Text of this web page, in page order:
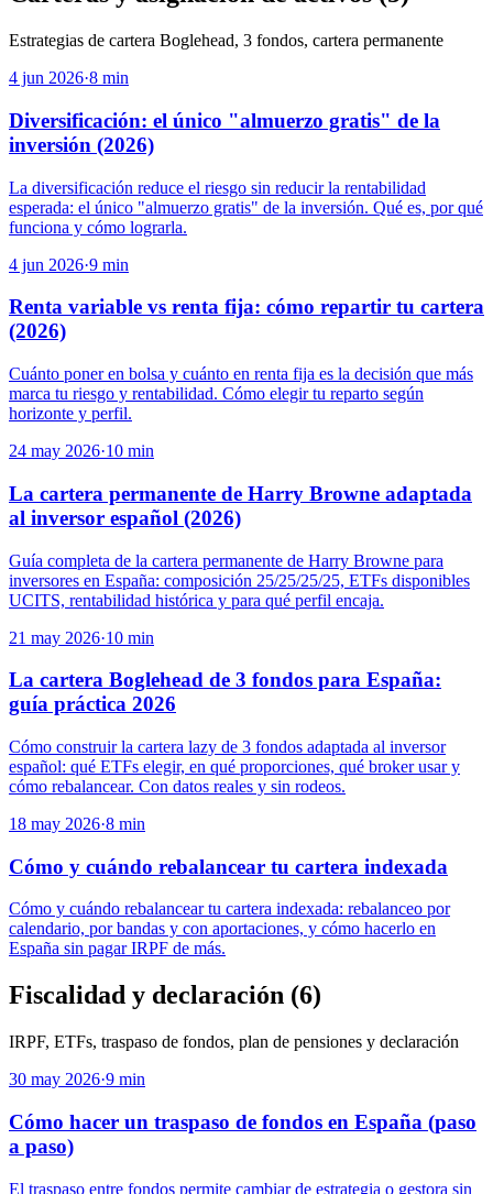
Estrategias de cartera Boglehead, 3 fondos, cartera permanente
4 jun 2026·8 min
Diversificación: el único "almuerzo gratis" de la
inversión (2026)
La diversificación reduce el riesgo sin reducir la rentabilidad
esperada: el único "almuerzo gratis" de la inversión. Qué es, por qué
funciona y cómo lograrla.
4 jun 2026·9 min
Renta variable vs renta fija: cómo repartir tu cartera
(2026)
Cuánto poner en bolsa y cuánto en renta fija es la decisión que más
marca tu riesgo y rentabilidad. Cómo elegir tu reparto según
horizonte y perfil.
24 may 2026·10 min
La cartera permanente de Harry Browne adaptada
al inversor español (2026)
Guía completa de la cartera permanente de Harry Browne para
inversores en España: composición 25/25/25/25, ETFs disponibles
UCITS, rentabilidad histórica y para qué perfil encaja.
21 may 2026·10 min
La cartera Boglehead de 3 fondos para España:
guía práctica 2026
Cómo construir la cartera lazy de 3 fondos adaptada al inversor
español: qué ETFs elegir, en qué proporciones, qué broker usar y
cómo rebalancear. Con datos reales y sin rodeos.
18 may 2026·8 min
Cómo y cuándo rebalancear tu cartera indexada
Cómo y cuándo rebalancear tu cartera indexada: rebalanceo por
calendario, por bandas y con aportaciones, y cómo hacerlo en
España sin pagar IRPF de más.
Fiscalidad y declaración (6)
IRPF, ETFs, traspaso de fondos, plan de pensiones y declaración
30 may 2026·9 min
Cómo hacer un traspaso de fondos en España (paso
a paso)
El traspaso entre fondos permite cambiar de estrategia o gestora sin